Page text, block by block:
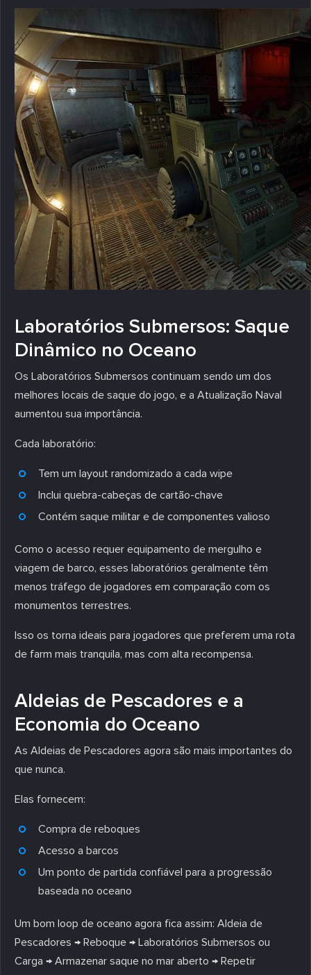
Laboratórios Submersos: Saque
Dinâmico no Oceano
Os Laboratórios Submersos continuam sendo um dos
melhores locais de saque do jogo, e a Atualização Naval
aumentou sua importância.
Cada laboratório:
Tem um layout randomizado a cada wipe
Inclui quebra-cabeças de cartão-chave
Contém saque militar e de componentes valioso
Como o acesso requer equipamento de mergulho e
viagem de barco, esses laboratórios geralmente têm
menos tráfego de jogadores em comparação com os
monumentos terrestres.
Isso os torna ideais para jogadores que preferem uma rota
de farm mais tranquila, mas com alta recompensa.
Aldeias de Pescadores e a
Economia do Oceano
As Aldeias de Pescadores agora são mais importantes do
que nunca.
Elas fornecem:
Compra de reboques
Acesso a barcos
Um ponto de partida confiável para a progressão
baseada no oceano
Um bom loop de oceano agora fica assim: Aldeia de
Pescadores → Reboque → Laboratórios Submersos ou
Carga → Armazenar saque no mar aberto → Repetir